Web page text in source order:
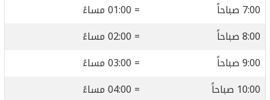
7:00 صباحاً
= 01:00 مساءً
8:00 صباحاً
= 02:00 مساءً
9:00 صباحاً
= 03:00 مساءً
10:00 صباحاً
= 04:00 مساءً